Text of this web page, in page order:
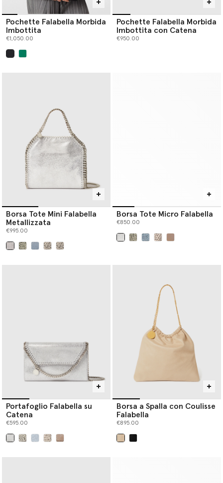
Pochette Falabella Morbida
Imbottita
€1,050.00
Pochette Falabella Morbida
Imbottita con Catena
€950.00
Borsa Tote Mini Falabella
Metallizzata
€995.00
Borsa Tote Micro Falabella
€850.00
Portafoglio Falabella su
Catena
€595.00
Borsa a Spalla con Coulisse
Falabella
€895.00